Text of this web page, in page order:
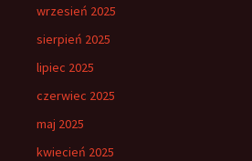
wrzesień 2025
sierpień 2025
lipiec 2025
czerwiec 2025
maj 2025
kwiecień 2025